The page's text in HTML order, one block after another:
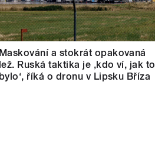
Maskování a stokrát opakovaná
lež. Ruská taktika je ‚kdo ví, jak to
bylo‘, říká o dronu v Lipsku Bříza